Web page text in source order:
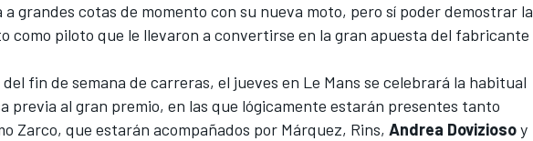
a grandes cotas de momento con su nueva moto, pero sí poder demostrar la
como piloto que le llevaron a convertirse en la gran apuesta del fabricante
fin de semana de carreras, el jueves en Le Mans se celebrará la habitual
previa al gran premio, en las que lógicamente estarán presentes tanto
Zarco, que estarán acompañados por Márquez, Rins, Andrea Doviziosoy